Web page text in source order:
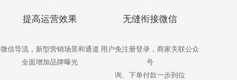
提高运营效果
微信导流，新型营销场景和通道
全面增加品牌曝光
无缝衔接微信
用户免注册登录，商家关联公众
号
询、下单付款一步到位